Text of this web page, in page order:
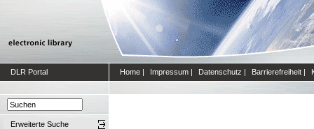
DLR Portal Home | Impressum | Datenschutz | Barrierefreiheit |
Erweiterte Suche